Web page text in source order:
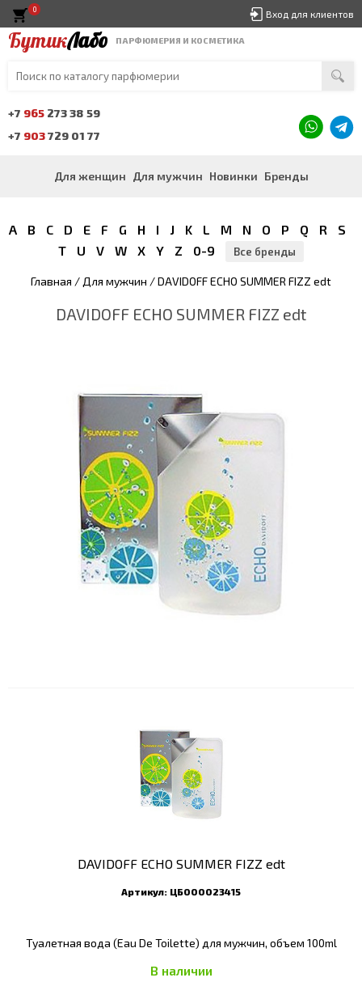
Вход для клиентов
БутикЛабо ПАРФЮМЕРИЯ И КОСМЕТИКА
+7 965 273 38 59
+7 903729 01 77
Для женщин Для мужчин Новинки Бренды
0
A B C D E F G H I J K L M N O P Q R
S
T
U V W X Y Z 0-9 Все бренды
Главная / Для мужчин / DAVIDOFF ECHO SUMMER FIZZ edt
DAVIDOFF ECHO SUMMER FIZZ edt
DAVIDOFF ECHO SUMMER FIZZ edt
Артикул: ЦБ000023415
Туалетная вода (Eau De Toilette) для мужчин, объем 100ml
В наличии